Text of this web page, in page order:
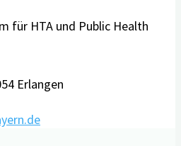
für HTA und Public Health
Erlangen